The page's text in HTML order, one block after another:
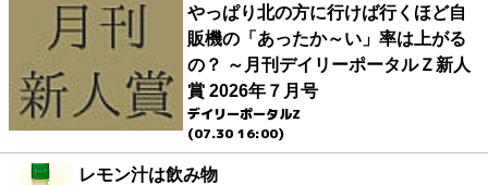
やっぱり北の方に行けば行くほど自
販機の「あったか～い」率は上がる
の？ ～月刊デイリーポータルＺ新人
賞 2026年７月号
デイリーポータルZ
(07.30 16:00)
レモン汁は飲み物